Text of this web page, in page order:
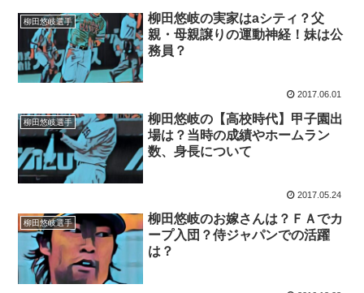
柳田悠岐選手
柳田悠岐の実家はaシティ？父
親・母親譲りの運動神経！妹は公
務員？
2017.06.01
柳田悠岐選手
柳田悠岐の【高校時代】甲子園出
場は？当時の成績やホームラン
数、身長について
2017.05.24
柳田悠岐選手
柳田悠岐のお嫁さんは？ＦＡでカ
ープ入団？侍ジャパンでの活躍
は？